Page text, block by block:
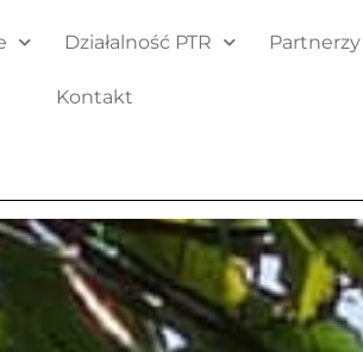
Działalność PTR Partnerzy
Kontakt